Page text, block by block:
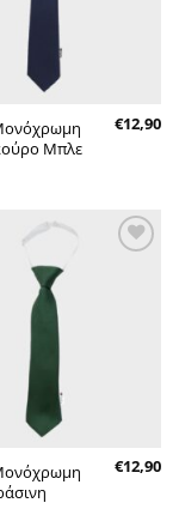
Μπλε
€12,90
€12,90